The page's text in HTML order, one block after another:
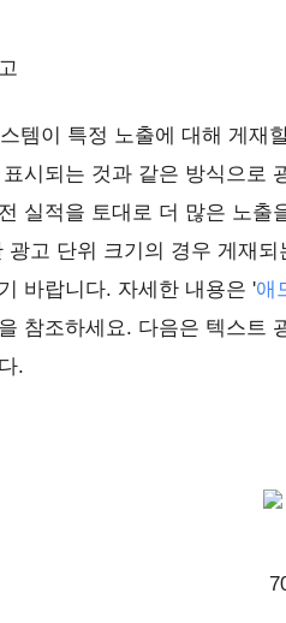
템이 특정 노출에 대해 게재
시되는 것과 같은 방식으로
실적을 토대로 더 많은 노출
광고 단위 크기의 경우 게재
바랍니다. 자세한 내용은 '애
참조하세요. 다음은 텍스트
.